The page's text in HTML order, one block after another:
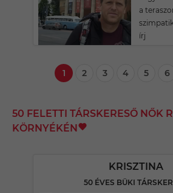
a
írj
1 2 3 4 5 6
50 FELETTI TÁRSKERESŐ NŐK
KÖRNYÉKÉN
KRISZTINA
50 ÉVES BÜKI